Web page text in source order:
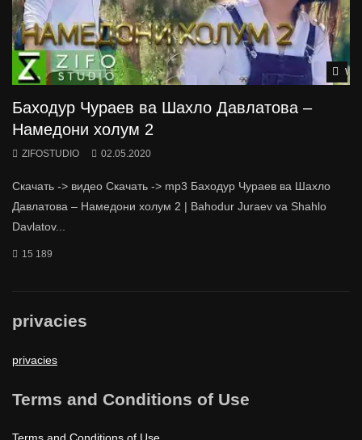
Баходур Чураев ва Шахло Давлатова –
Намедони холум 2
ZIFOSTUDIO 02.05.2020
Скачать -> видео Скачать -> mp3 Баходур Чураев ва Шахло
Давлатова – Намедони холум 2 | Bahodur Juraev va Shahlo
Davlatov...
15 189
privacies
privacies
Terms and Conditions of Use